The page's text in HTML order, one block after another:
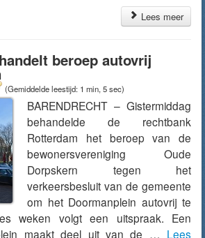
Lees meer
beroep autovrij
(Gemiddelde leestijd: 1 min, 5 sec)
BARENDRECHT – Gistermiddag
behandelde de rechtbank
Rotterdam het beroep van de
bewonersvereniging Oude
Dorpskern tegen het
verkeersbesluit van de gemeente
om het Doormanplein autovrij te
weken volgt een uitspraak. Een
maakt deel uit van de … Lees